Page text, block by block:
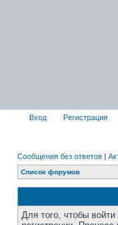
Вход Регистрация
Сообщения без ответов |
Список форумов
Для того, чтобы